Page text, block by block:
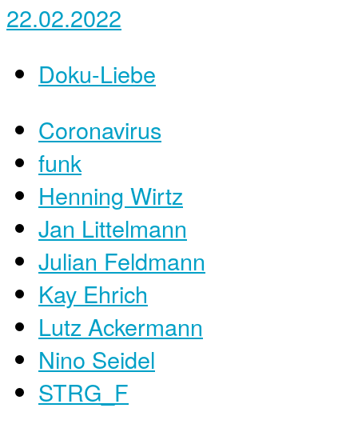
22.02.2022
Doku-Liebe
Coronavirus
funk
Henning Wirtz
Jan Littelmann
Julian Feldmann
Kay Ehrich
Lutz Ackermann
Nino Seidel
STRG_F